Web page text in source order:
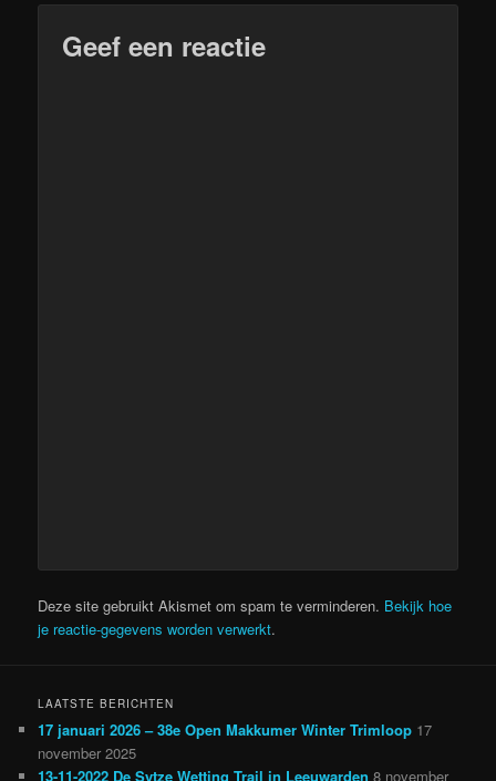
Geef een reactie
Deze site gebruikt Akismet om spam te verminderen. Bekijk hoe
je reactie-gegevens worden verwerkt.
LAATSTE BERICHTEN
17 januari 2026 – 38e Open Makkumer Winter Trimloop 17
november 2025
13-11-2022 De Sytze Wetting Trail in Leeuwarden 8 november